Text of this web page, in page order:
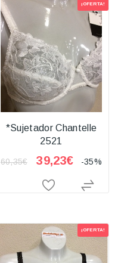
¡OFERTA!
*Sujetador Chantelle
2521
60,35€ 39,23€ -35%
¡OFERTA!